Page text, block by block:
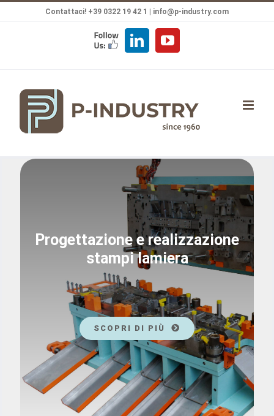
Contattaci! +39 0322 19 42 1 | info@p-industry.com
FOLLOW
US
LinkedInYouTube
Progettazione erealizzazione
stampi lamiera
SCOPRI DI PIÙ